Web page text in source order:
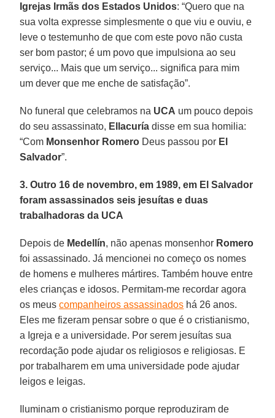
Igrejas Irmãs dos Estados Unidos: “Quero que na
sua volta expresse simplesmente o que viu e ouviu, e
leve o testemunho de que com este povo não custa
ser bom pastor; é um povo que impulsiona ao seu
serviço... Mais que um serviço... significa para mim
um dever que me enche de satisfação”.
No funeral que celebramos na UCA um pouco depois
do seu assassinato, Ellacuría disse em sua homilia:
“Com Monsenhor Romero Deus passou por El
Salvador”.
3. Outro 16 de novembro, em 1989, em El Salvador
foram assassinados seis jesuítas e duas
trabalhadoras da UCA
Depois de Medellín, não apenas monsenhor Romero
foi assassinado. Já mencionei no começo os nomes
de homens e mulheres mártires. Também houve entre
eles crianças e idosos. Permitam-me recordar agora
os meuscompanheiros assassinados há 26 anos.
Eles me fizeram pensar sobre o que é o cristianismo,
a Igreja e a universidade. Por serem jesuítas sua
recordação pode ajudar os religiosos e religiosas. E
por trabalharem em uma universidade pode ajudar
leigos e leigas.
Iluminam o cristianismo porque reproduziram de